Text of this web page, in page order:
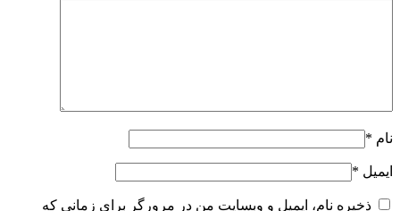
نام *
ایمیل *
ذخیره نام، ایمیل و وبسایت من در مرورگر برای زمانی که